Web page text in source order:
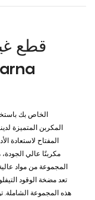
قطع
المكربن ​​المتميزة
المفتاح لاستعادة
مكربنًا عالي
المجموعة من مواد
تعد مضخة الوقود
هذه المجموعة الشاملة.